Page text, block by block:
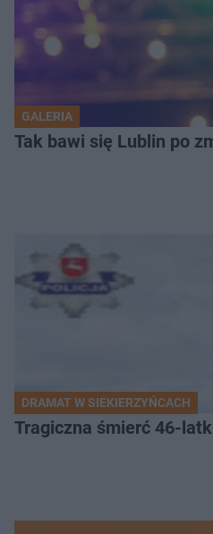
GALERIA
Tak bawi się Lublin po
DRAMAT W SIEKIERZYŃCACH
Tragiczna śmierć 46-